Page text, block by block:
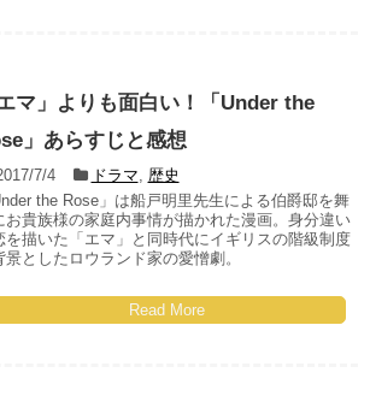
エマ」よりも面白い！「Under the
」あらすじと感想
7/4 ドラマ, 歴史
the Rose」は船戸明里先生による伯爵邸を舞
お貴族様の家庭内事情が描かれた漫画。身分違い
を描いた「エマ」と同時代にイギリスの階級制度
景としたロウランド家の愛憎劇。
Read More